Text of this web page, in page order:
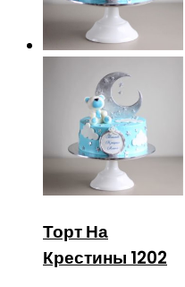
Торт На
Крестины 1202